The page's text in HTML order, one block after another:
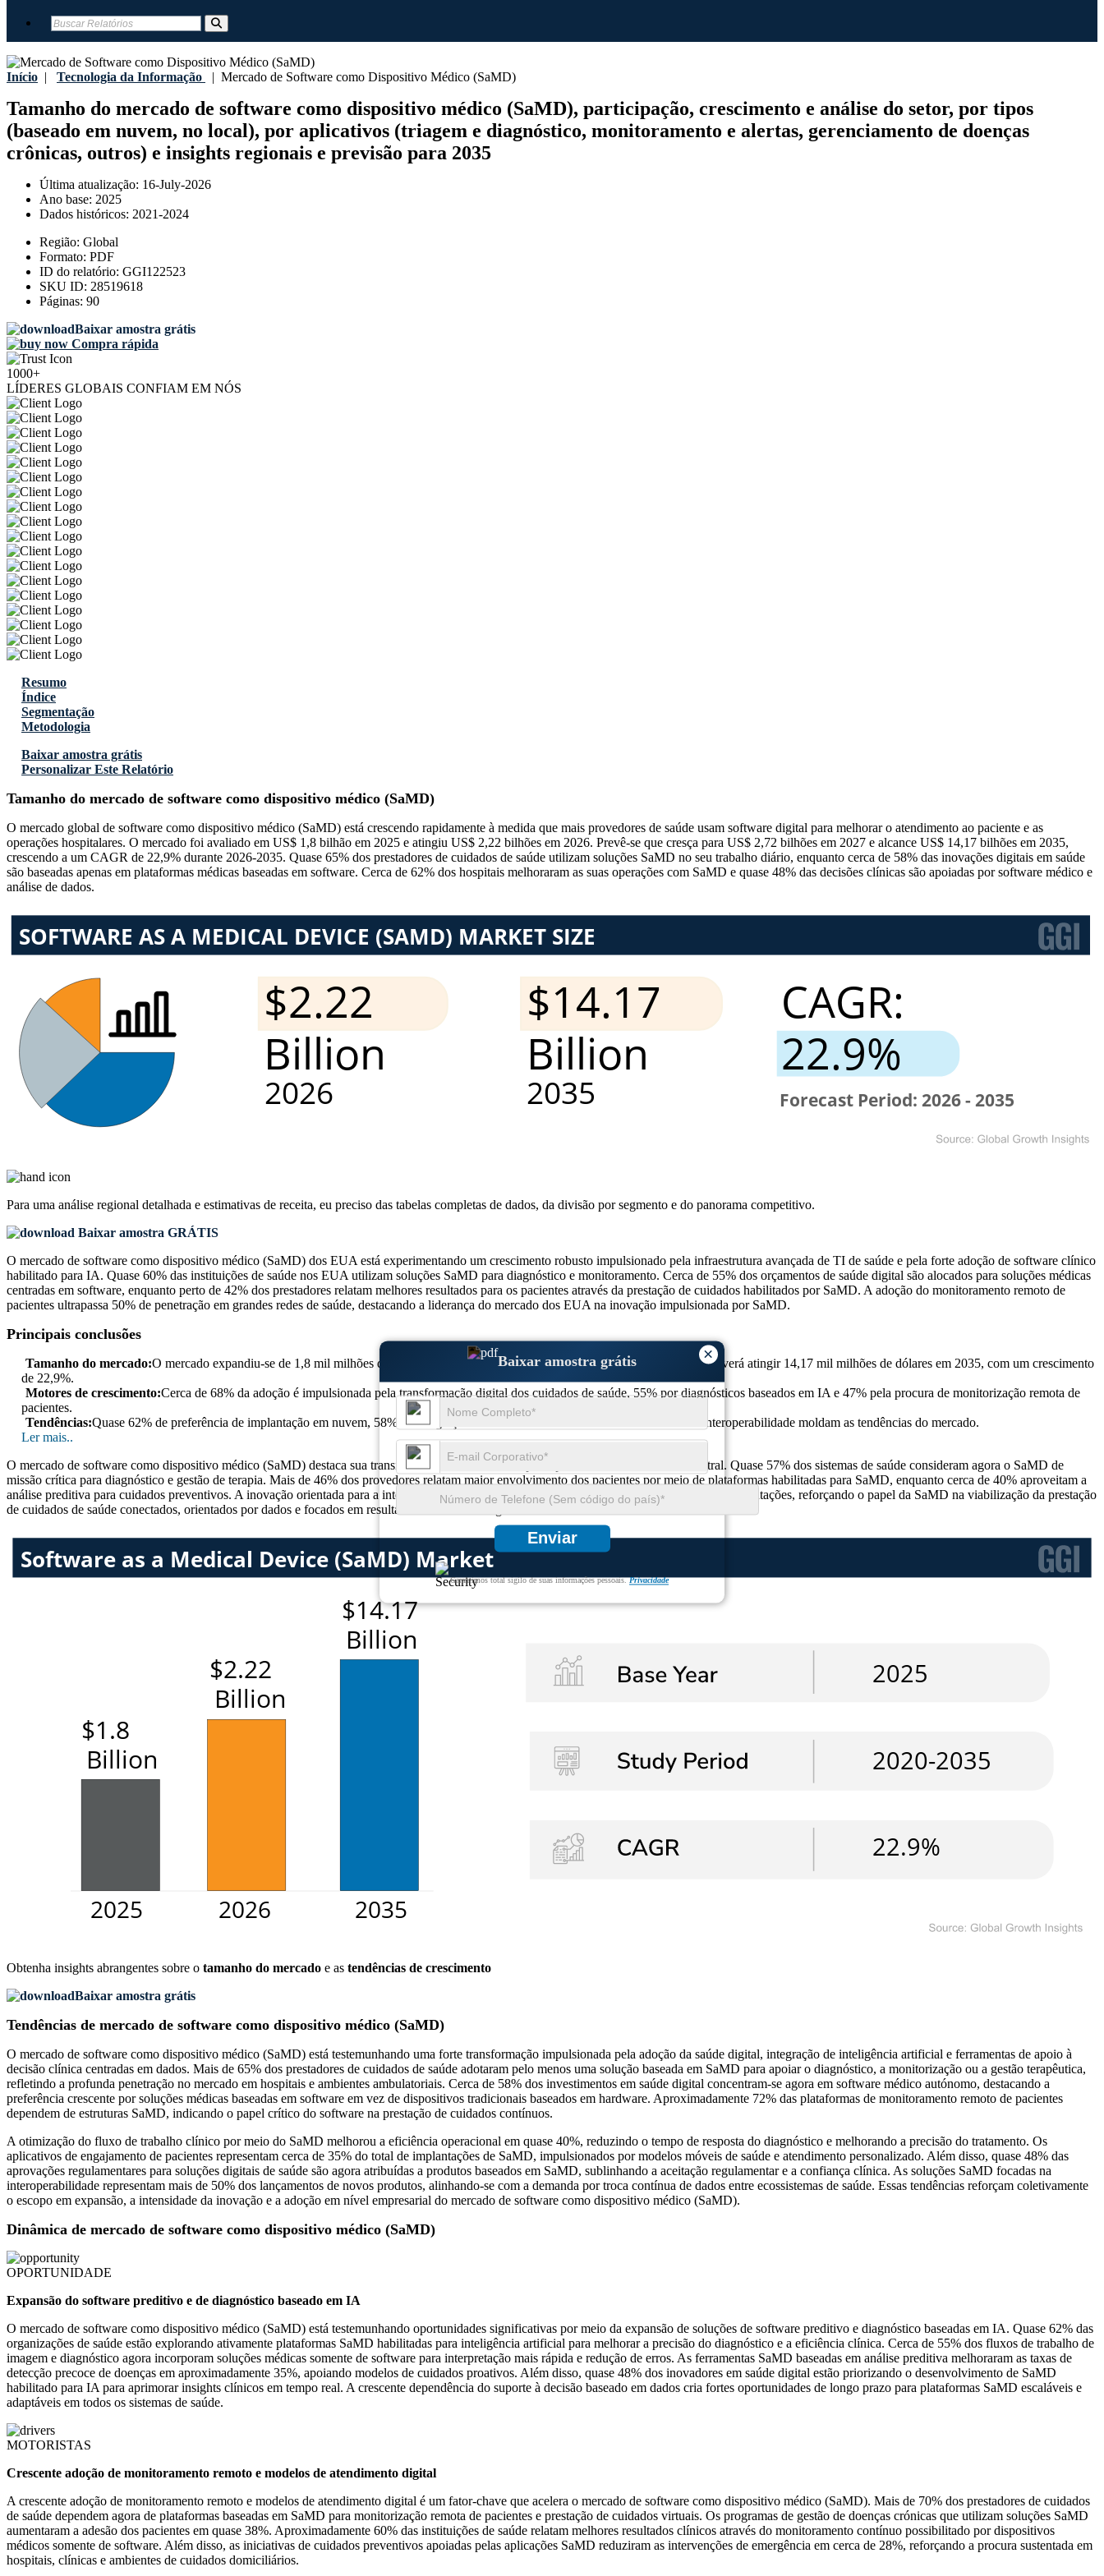
Início | Tecnologia da Informação | Mercado de Software como Dispositivo Médico (SaMD)
Tamanho do mercado de software como dispositivo médico (SaMD), participação, crescimento e análise do setor, por tipos
(baseado em nuvem, no local), por aplicativos (triagem e diagnóstico, monitoramento e alertas, gerenciamento de doenças
crônicas, outros) e insights regionais e previsão para 2035
Última atualização: 16-July-2026
Ano base: 2025
Dados históricos: 2021-2024
Região: Global
Formato: PDF
ID do relatório: GGI122523
SKU ID: 28519618
Páginas: 90
Baixar amostra grátis
Compra rápida
1000+
LÍDERES GLOBAIS CONFIAM EM NÓS
×
Baixar amostra grátis
Enviar
Garantimos total sigilo de suas informações pessoais.Privacidade
Resumo
Índice
Segmentação
Metodologia
Baixar amostra grátis
Personalizar Este Relatório
Tamanho do mercado de software como dispositivo médico (SaMD)
O mercado global de software como dispositivo médico (SaMD) está crescendo rapidamente à medida que mais provedores de saúde usam software digital para melhorar o atendimento ao paciente e as
operações hospitalares. O mercado foi avaliado em US$ 1,8 bilhão em 2025 e atingiu US$ 2,22 bilhões em 2026. Prevê-se que cresça para US$ 2,72 bilhões em 2027 e alcance US$ 14,17 bilhões em 2035,
crescendo a um CAGR de 22,9% durante 2026-2035. Quase 65% dos prestadores de cuidados de saúde utilizam soluções SaMD no seu trabalho diário, enquanto cerca de 58% das inovações digitais em saúde
são baseadas apenas em plataformas médicas baseadas em software. Cerca de 62% dos hospitais melhoraram as suas operações com SaMD e quase 48% das decisões clínicas são apoiadas por software médico e
análise de dados.
Para uma análise regional detalhada e estimativas de receita, eu preciso das tabelas completas de dados, da divisão por segmento e do panorama competitivo.
Baixar amostra GRÁTIS
O mercado de software como dispositivo médico (SaMD) dos EUA está experimentando um crescimento robusto impulsionado pela infraestrutura avançada de TI de saúde e pela forte adoção de software clínico
habilitado para IA. Quase 60% das instituições de saúde nos EUA utilizam soluções SaMD para diagnóstico e monitoramento. Cerca de 55% dos orçamentos de saúde digital são alocados para soluções médicas
centradas em software, enquanto perto de 42% dos prestadores relatam melhores resultados para os pacientes através da prestação de cuidados habilitados por SaMD. A adoção do monitoramento remoto de
pacientes ultrapassa 50% de penetração em grandes redes de saúde, destacando a liderança do mercado dos EUA na inovação impulsionada por SaMD.
Principais conclusões
Tamanho do mercado:O mercado expandiu-se de 1,8 mil milhões de dólares em 2025 para 2,22 mil milhões de dólares em 2026 e deverá atingir 14,17 mil milhões de dólares em 2035, com um crescimento
de 22,9%.
Motores de crescimento:Cerca de 68% da adoção é impulsionada pela transformação digital dos cuidados de saúde, 55% por diagnósticos baseados em IA e 47% pela procura de monitorização remota de
pacientes.
Tendências:Quase 62% de preferência de implantação em nuvem, 58% de integração de IA e 44% de desenvolvimento focado na interoperabilidade moldam as tendências do mercado.
Ler mais..
O mercado de software como dispositivo médico (SaMD) destaca sua transição de ferramentas de suporte para infraestrutura clínica central. Quase 57% dos sistemas de saúde consideram agora o SaMD de
missão crítica para diagnóstico e gestão de terapia. Mais de 46% dos provedores relatam maior envolvimento dos pacientes por meio de plataformas habilitadas para SaMD, enquanto cerca de 40% aproveitam a
análise preditiva para cuidados preventivos. A inovação orientada para a interoperabilidade influencia aproximadamente 52% das novas implementações, reforçando o papel da SaMD na viabilização da prestação
de cuidados de saúde conectados, orientados por dados e focados em resultados nos mercados globais.
Obtenha insights abrangentes sobre o tamanho do mercado e as tendências de crescimento
Baixar amostra grátis
Tendências de mercado de software como dispositivo médico (SaMD)
O mercado de software como dispositivo médico (SaMD) está testemunhando uma forte transformação impulsionada pela adoção da saúde digital, integração de inteligência artificial e ferramentas de apoio à
decisão clínica centradas em dados. Mais de 65% dos prestadores de cuidados de saúde adotaram pelo menos uma solução baseada em SaMD para apoiar o diagnóstico, a monitorização ou a gestão terapêutica,
refletindo a profunda penetração no mercado em hospitais e ambientes ambulatoriais. Cerca de 58% dos investimentos em saúde digital concentram-se agora em software médico autónomo, destacando a
preferência crescente por soluções médicas baseadas em software em vez de dispositivos tradicionais baseados em hardware. Aproximadamente 72% das plataformas de monitoramento remoto de pacientes
dependem de estruturas SaMD, indicando o papel crítico do software na prestação de cuidados contínuos.
A otimização do fluxo de trabalho clínico por meio do SaMD melhorou a eficiência operacional em quase 40%, reduzindo o tempo de resposta do diagnóstico e melhorando a precisão do tratamento. Os
aplicativos de engajamento de pacientes representam cerca de 35% do total de implantações de SaMD, impulsionados por modelos móveis de saúde e atendimento personalizado. Além disso, quase 48% das
aprovações regulamentares para soluções digitais de saúde são agora atribuídas a produtos baseados em SaMD, sublinhando a aceitação regulamentar e a confiança clínica. As soluções SaMD focadas na
interoperabilidade representam mais de 50% dos lançamentos de novos produtos, alinhando-se com a demanda por troca contínua de dados entre ecossistemas de saúde. Essas tendências reforçam coletivamente
o escopo em expansão, a intensidade da inovação e a adoção em nível empresarial do mercado de software como dispositivo médico (SaMD).
Dinâmica de mercado de software como dispositivo médico (SaMD)
OPORTUNIDADE
Expansão do software preditivo e de diagnóstico baseado em IA
O mercado de software como dispositivo médico (SaMD) está testemunhando oportunidades significativas por meio da expansão de soluções de software preditivo e diagnóstico baseadas em IA. Quase 62% das
organizações de saúde estão explorando ativamente plataformas SaMD habilitadas para inteligência artificial para melhorar a precisão do diagnóstico e a eficiência clínica. Cerca de 55% dos fluxos de trabalho de
imagem e diagnóstico agora incorporam soluções médicas somente de software para interpretação mais rápida e redução de erros. As ferramentas SaMD baseadas em análise preditiva melhoraram as taxas de
detecção precoce de doenças em aproximadamente 35%, apoiando modelos de cuidados proativos. Além disso, quase 48% dos inovadores em saúde digital estão priorizando o desenvolvimento de SaMD
habilitado para IA para aprimorar insights clínicos em tempo real. A crescente dependência do suporte à decisão baseado em dados cria fortes oportunidades de longo prazo para plataformas SaMD escaláveis ​​e
adaptáveis ​​em todos os sistemas de saúde.
MOTORISTAS
Crescente adoção de monitoramento remoto e modelos de atendimento digital
A crescente adoção de monitoramento remoto e modelos de atendimento digital é um fator-chave que acelera o mercado de software como dispositivo médico (SaMD). Mais de 70% dos prestadores de cuidados
de saúde dependem agora de plataformas baseadas em SaMD para monitorização remota de pacientes e prestação de cuidados virtuais. Os programas de gestão de doenças crónicas que utilizam soluções SaMD
aumentaram a adesão dos pacientes em quase 38%. Aproximadamente 60% das instituições de saúde relatam melhores resultados clínicos através do monitoramento contínuo possibilitado por dispositivos
médicos somente de software. Além disso, as iniciativas de cuidados preventivos apoiadas pelas aplicações SaMD reduziram as intervenções de emergência em cerca de 28%, reforçando a procura sustentada em
hospitais, clínicas e ambientes de cuidados domiciliários.